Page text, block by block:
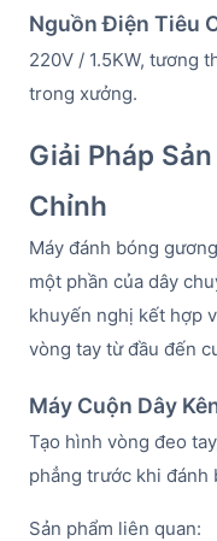
Nguồn Điện Tiêu
220V / 1.5KW, tương
trong xưởng.
Giải Pháp
Chỉnh
Máy đánh bóng
một phần của dây
khuyến nghị kết hợp
vòng tay từ đầu đến
Máy Cuộn Dây
Tạo hình vòng đeo
phẳng trước khi đánh
Sản phẩm liên quan: